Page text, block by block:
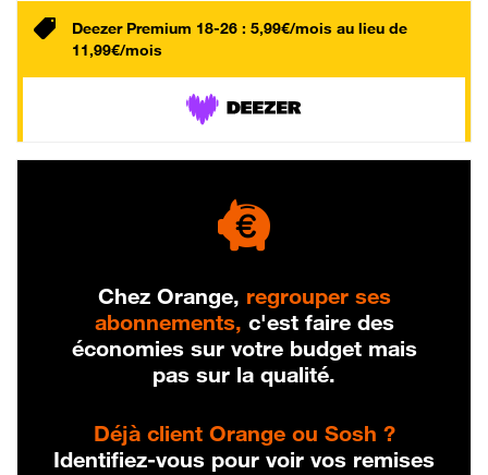
Deezer Premium 18-26 : 5,99€/mois au lieu de
11,99€/mois
Chez Orange, regrouper ses
abonnements, c'est faire des
économies sur votre budget mais
pas sur la qualité.
Déjà client Orange ou Sosh ?
Identifiez-vous pour voir vos remises